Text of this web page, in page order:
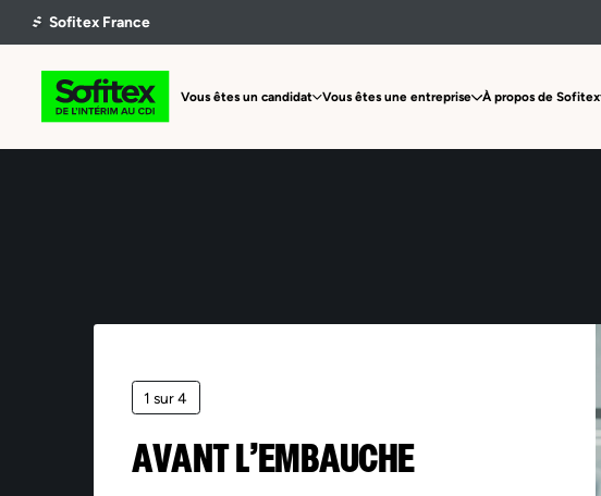
Vous êtes un candidat Vous êtes une entreprise À propos de Sofitex
1 sur 4
AVANT L’EMBAUCHE